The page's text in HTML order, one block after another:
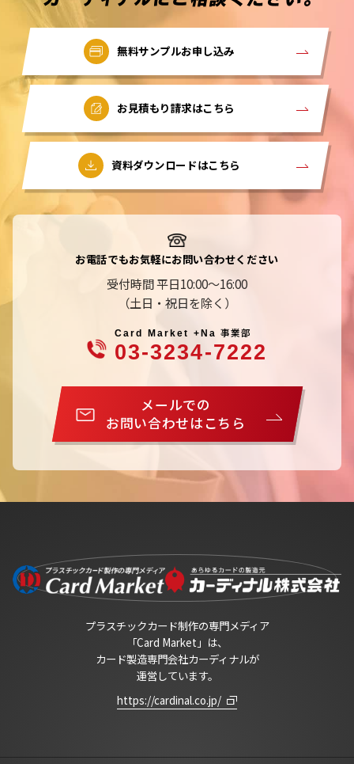
無料サンプルお申し込み
お見積もり請求はこちら
資料ダウンロードはこちら
お電話でもお気軽にお問い合わせください
受付時間 平日10:00～16:00
（土日・祝日を除く）
Card Market +Na事業部
03-3234-7222
メールでの
お問い合わせはこちら
プラスチックカード制作の専門メディア
「Card Market」は、
カード製造専門会社カーディナルが
運営しています。
https://cardinal.co.jp/